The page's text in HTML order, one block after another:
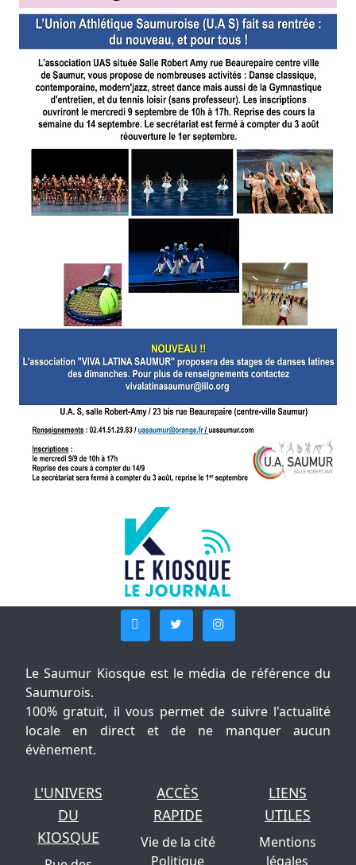
Le Saumur Kiosque est le média de référence du
Saumurois.
100% gratuit, il vous permet de suivre l'actualité
locale en direct et de ne manquer aucun
évènement.
L'UNIVERS
DU
KIOSQUE
ACCÈS
RAPIDE
Vie de la cité
Politique
LIENS
UTILES
Mentions
légales